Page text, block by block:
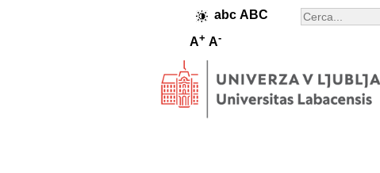
abc ABC
A+ A-